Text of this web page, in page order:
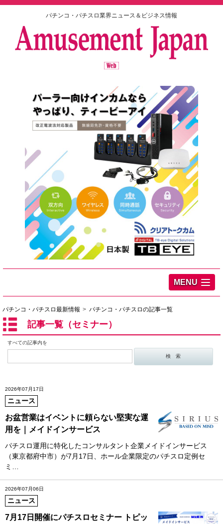
パチンコ・パチスロ業界ニュース＆ビジネス情報
MENU
パチンコ・パチスロ最新情報 パチンコ・パチスロの記事一覧
記事一覧（セミナー）
すべての記事内を
2026年07月17日
ニュース
お盆営業はイベントに頼らない堅実な運
用を｜メイドインサービス
パチスロ運用に特化したコンサルタント企業メイドインサービス
（東京都府中市）が7月17日、ホール企業限定のパチスロ定例セ
ミ…
2026年07月06日
ニュース
7月17日開催にパチスロセミナー トピッ